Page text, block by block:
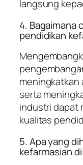
langsung
4. Bagaimana
pendidikan
meningkatkan
serta
industri dapat
kualitas
5. Apa yang
kefarmasian